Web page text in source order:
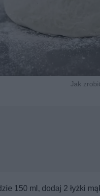
Jak
150 ml, dodaj 2 łyżki